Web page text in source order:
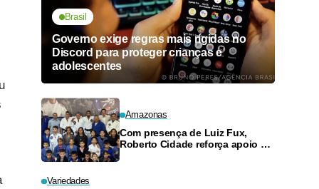
Brasil
Governo exige regras mais rígidas no
Discord para proteger crianças e
adolescentes
Amazonas
Com presença de Luiz Fux,
Roberto Cidade reforça apoio a
Variedades